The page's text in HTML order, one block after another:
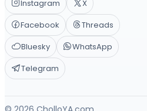
Instagram
X
Facebook
Threads
Bluesky
WhatsApp
Telegram